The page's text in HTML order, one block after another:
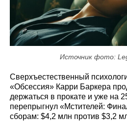
Источник фото:
Сверхъестественный
«Обсессия» Карри Баркера
держаться в прокате и уже на
перепрыгнул «Мстителей:
сборам: $4,2 млн против $3,2